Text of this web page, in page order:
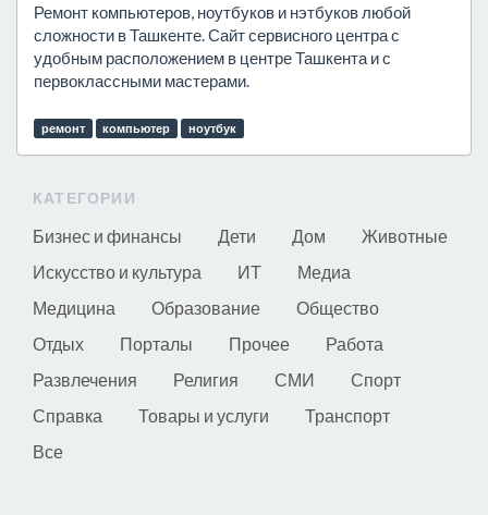
Ремонт компьютеров, ноутбуков и нэтбуков любой
сложности в Ташкенте. Сайт сервисного центра с
удобным расположением в центре Ташкента и с
первоклассными мастерами.
ремонт компьютер ноутбук
КАТЕГОРИИ
Бизнес и финансы Дети Дом
Животные
Искусство и культура
ИТ
Медиа
Медицина
Образование
Общество
Отдых
Порталы Прочее
Работа
Развлечения
Религия СМИ
Спорт
Справка
Товары и услуги
Транспорт
Все